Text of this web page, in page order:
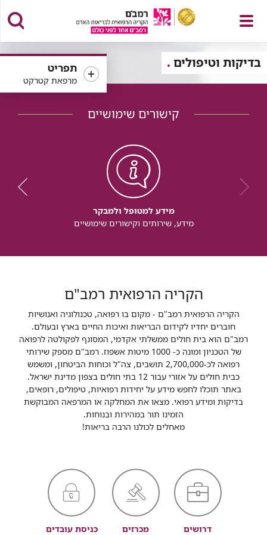
פתח
תפריט
תפריט
מרפאת קטרקט
בדיקות וטיפולים
קישורים שימושיים
מידע למטופל ולמבקר
מידע, שירותים וקישורים שימושיים
הקריה הרפואית רמב"ם
הקריה הרפואית רמב"ם - מקום בו רפואה, טכנולוגיה ואנושיות
חוברים יחדיו לקידום הבריאות ואיכות החיים בארץ ובעולם.
רמב"ם הוא בית חולים ממשלתי אקדמי, המסונף לפקולטה לרפואה
של הטכניון ומונה כ- 1000 מיטות אשפוז. רמב"ם מספק שירותי
רפואה לכ-2,700,000 תושבים, צה"ל וכוחות הביטחון, ומשמש
כבית חולים על אזורי עבור 12 בתי חולים בצפון מדינת ישראל.
באתר תוכלו לחפש מידע על יחידות רפואיות, טיפולים, רופאים,
בדיקות ומידע רפואי. מצאו את המחלקה או המרפאה המבוקשת
הזמינו תור במהירות ובנוחות.
מאחלים לכולנו הרבה בריאות!
דרושים מכרזים כניסת עובדים